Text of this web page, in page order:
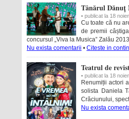
Tânărul Dănuț
• publicat la 18
Cu toate că nu
de premii
concursul „Viva la Musica” Zalău
Nu exista comentarii • Citeste in
Teatrul de
• publicat la 18
Renumiții actori
solista Daniela
Crăciunului,
Nu exista